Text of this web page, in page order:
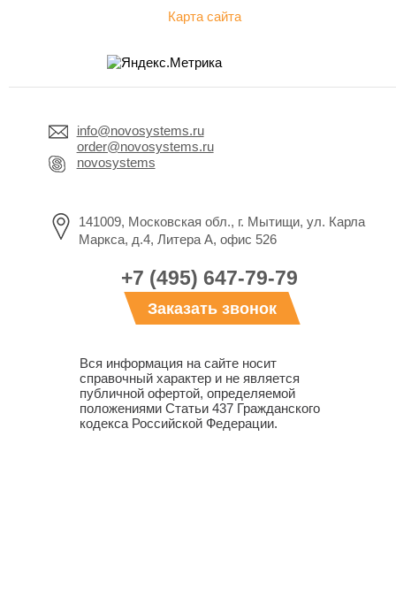
Карта сайта
info@novosystems.ru
order@novosystems.ru
novosystems
141009, Московская обл., г. Мытищи, ул. Карла
Маркса, д.4, Литера А, офис 526
+7 (495) 647-79-79
Заказать звонок
Вся информация на сайте носит
справочный характер и не является
публичной офертой, определяемой
положениями Статьи 437 Гражданского
кодекса Российской Федерации.